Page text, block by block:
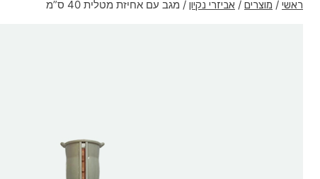
ראשי / מוצרים / אביזרי נקיון / מגב עם אחיזת מטלית 40 ס”מ